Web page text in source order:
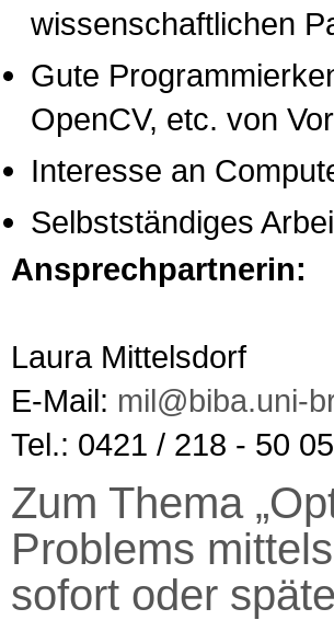
wissenschaftlichen
Gute
OpenCV, etc. von
Interesse an
Selbstständiges
Ansprechpartnerin:
Laura Mittelsdorf
E-Mail: mil@biba.uni-
Tel.: 0421 / 218 - 50
Zum Thema
Problems
sofort oder